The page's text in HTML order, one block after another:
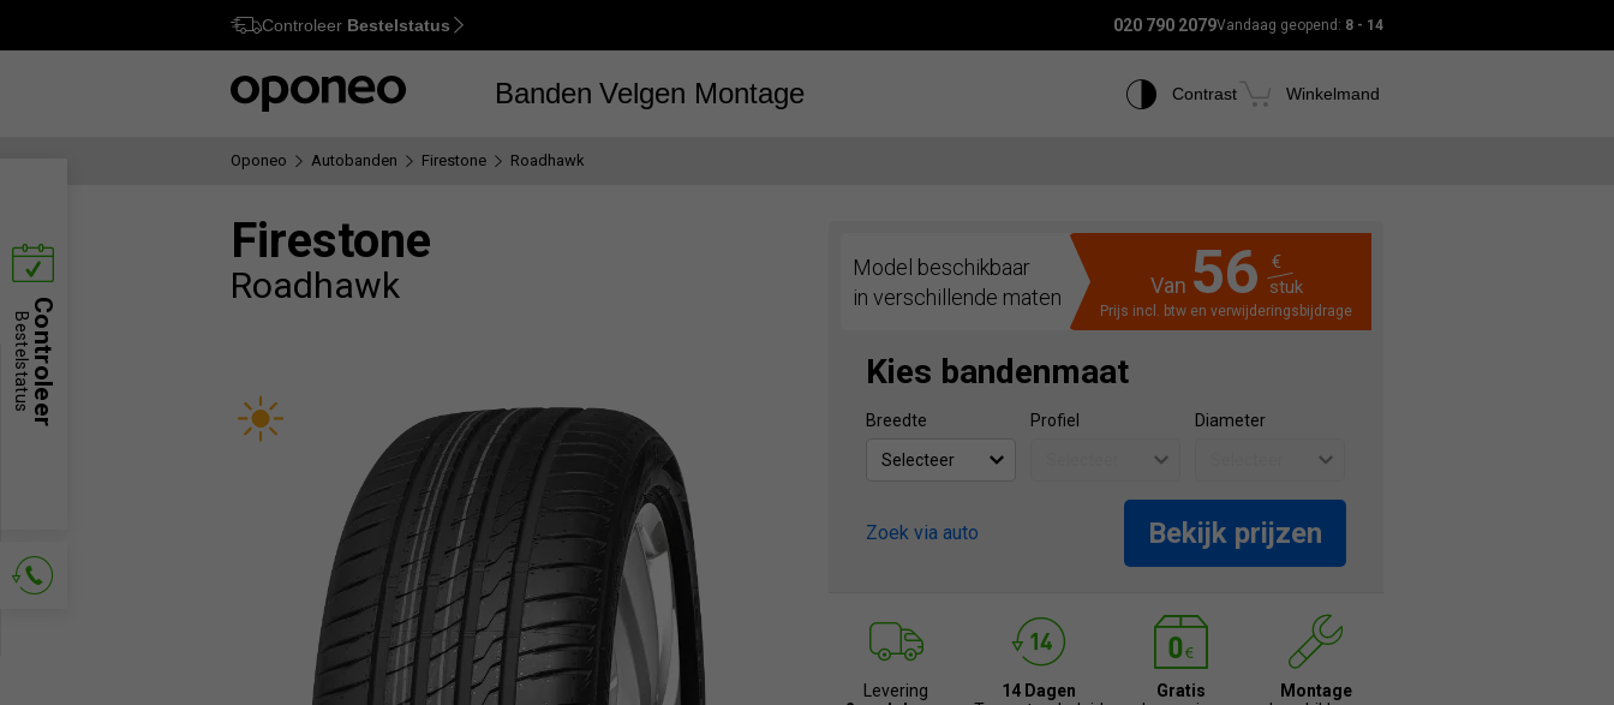
Ctrl M
Controleer Bestelstatus 020 790 2079Vandaag geopend: 8 - 14
Banden Velgen Montage Contrast Winkelmand
Oponeo Autobanden Firestone Roadhawk
Firestone
Roadhawk
Model beschikbaar
in verschillende maten
Van 56
€
stuk
Prijs incl. btw en verwijderingsbijdrage
Kies bandenmaat
Breedte Profiel Diameter
Zoek via auto Bekijk prijzen
Levering
14 Dagen
Gratis
Montage
Controleer
Bestelstatus